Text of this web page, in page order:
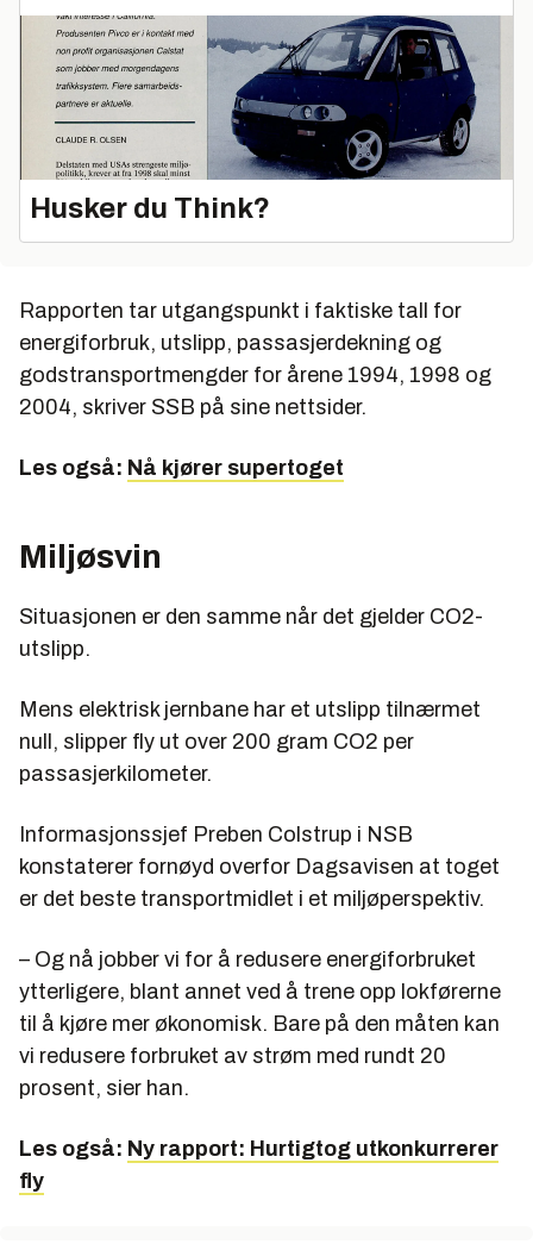
Husker du Think?
Rapporten tar utgangspunkt i faktiske tall for
energiforbruk, utslipp, passasjerdekning og
godstransportmengder for årene 1994, 1998 og
2004, skriver SSB på sine nettsider.
Les også: Nå kjører supertoget
Miljøsvin
Situasjonen er den samme når det gjelder CO2-
utslipp.
Mens elektrisk jernbane har et utslipp tilnærmet
null, slipper fly ut over 200 gram CO2 per
passasjerkilometer.
Informasjonssjef Preben Colstrup i NSB
konstaterer fornøyd overfor Dagsavisen at toget
er det beste transportmidlet i et miljøperspektiv.
– Og nå jobber vi for å redusere energiforbruket
ytterligere, blant annet ved å trene opp lokførerne
til å kjøre mer økonomisk. Bare på den måten kan
vi redusere forbruket av strøm med rundt 20
prosent, sier han.
Les også: Ny rapport: Hurtigtog utkonkurrerer
fly